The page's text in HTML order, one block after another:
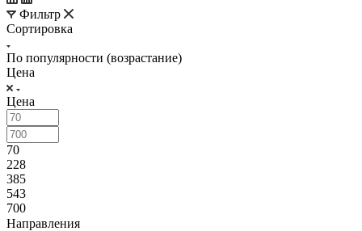
Фильтр
Сортировка
По популярности (возрастание)
Цена
Цена
70
228
385
543
700
Направления